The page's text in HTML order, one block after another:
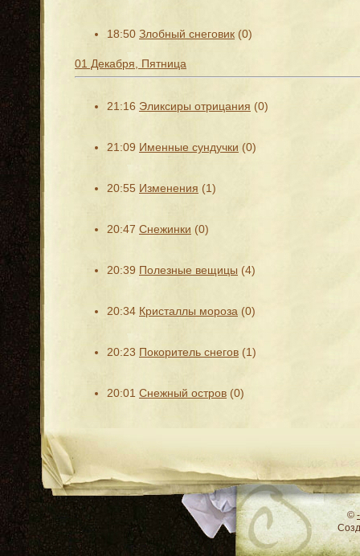
18:50 Злобный снеговик (0)
01 Декабря, Пятница
21:16 Эликсиры отрицания (0)
21:09 Именные сундучки (0)
20:55 Изменения (1)
20:47 Снежинки (0)
20:39 Полезные вещицы (4)
20:34 Кристаллы мороза (0)
20:23 Покоритель снегов (1)
20:01 Снежный остров (0)
©
RSS